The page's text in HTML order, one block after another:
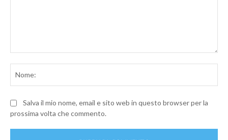
Salva il mio nome, email e sito web in questo browser per la
prossima volta che commento.